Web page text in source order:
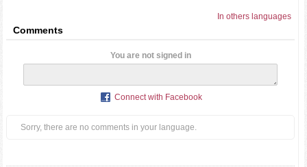
In others languages
Comments
You are not signed in
Connect with Facebook
Sorry, there are no comments in your language.